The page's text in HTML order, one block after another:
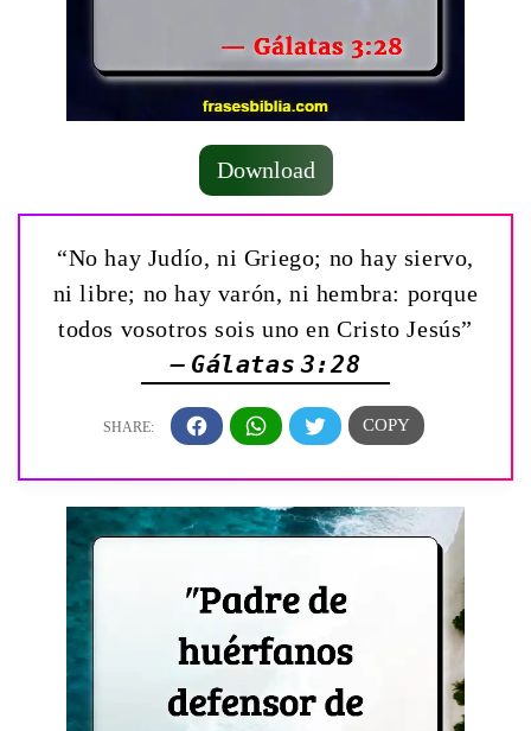
Download
“No hay Judío, ni Griego; no hay siervo,
ni libre; no hay varón, ni hembra: porque
todos vosotros sois uno en Cristo Jesús”
— Gálatas 3:28